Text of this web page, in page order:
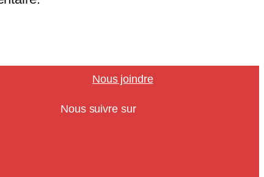
Nous joindre
Nous suivre sur